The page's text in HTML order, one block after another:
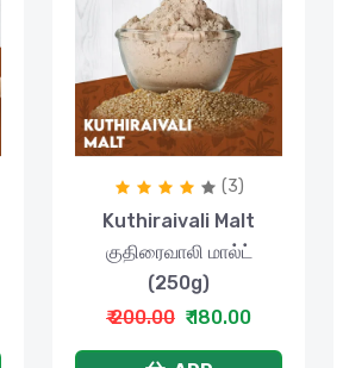
(3)
Kuthiraivali Malt
குதிரைவாலி மால்ட்
(250g)
₹ 200.00 ₹ 180.00